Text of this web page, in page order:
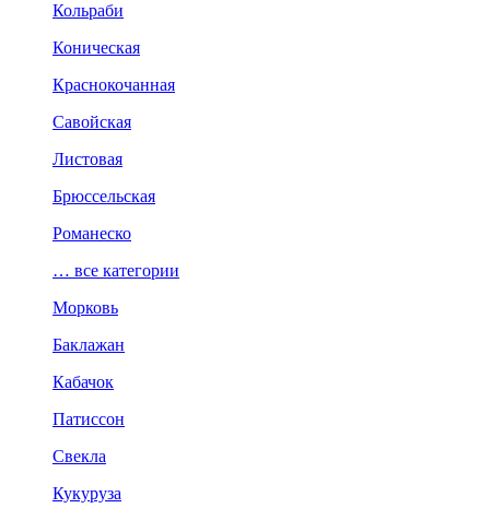
Кольраби
Коническая
Краснокочанная
Савойская
Листовая
Брюссельская
Романеско
… все категории
Морковь
Баклажан
Кабачок
Патиссон
Свекла
Кукуруза